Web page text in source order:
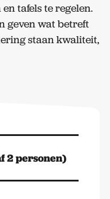
tafels te regelen.
geven wat betreft
staan kwaliteit,
2 personen)